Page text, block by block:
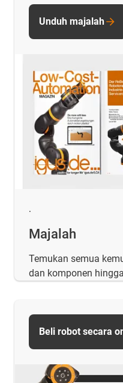
.
Majalah
Temukan semua
dan komponen
Unduh majalah
Beli robot secara